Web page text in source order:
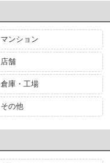
マンション
店舗
倉庫・工場
その他